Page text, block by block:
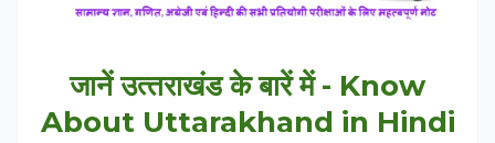
जानें उत्‍तराखंड के बारें में - Know
About Uttarakhand in Hindi